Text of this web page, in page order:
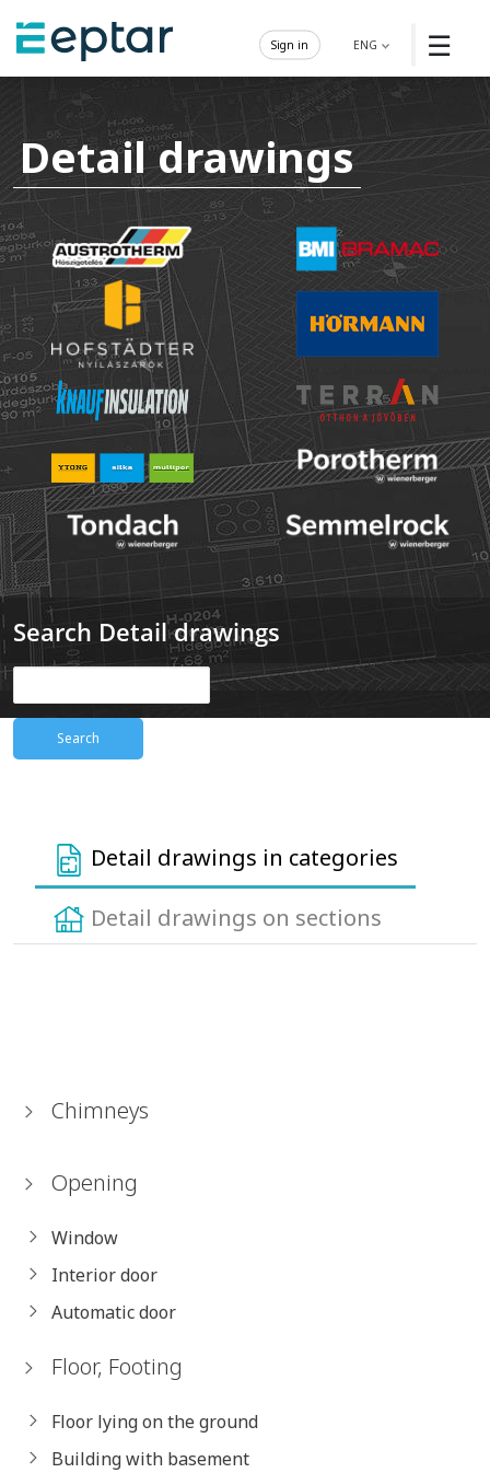
☰
ENG
Sign in
Detail drawings
Search Detail drawings
Detail drawings in categories
Detail drawings on sections
Chimneys
Opening
Window
Interior door
Automatic door
Floor, Footing
Floor lying on the ground
Building with basement